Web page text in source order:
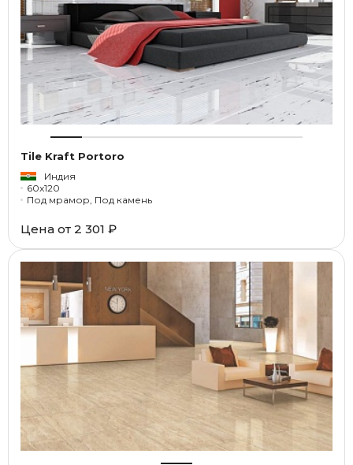
Tile Kraft Portoro
Индия
60x120
Под мрамор, Под камень
Цена от 2 301 ₽